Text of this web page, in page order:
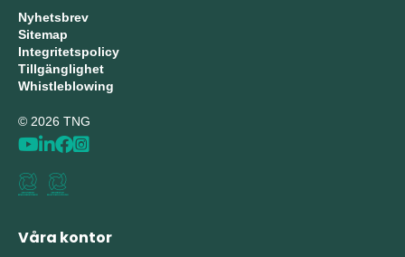
Nyhetsbrev
Sitemap
Integritetspolicy
Tillgänglighet
Whistleblowing
© 2026 TNG
Våra kontor